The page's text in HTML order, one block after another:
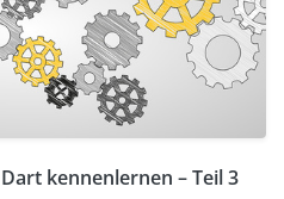
kennenlernen – Teil 3